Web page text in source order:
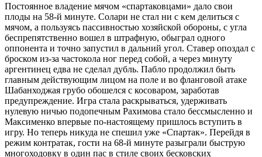
Постоянное владение мячом «спартаковцами» дало свои
плоды на 58-й минуте. Солари не стал ни с кем делиться с
мячом, а пользуясь пассивностью хозяйской обороны, с угла
беспрепятственно вошел в штрафную, обыграл одного
оппонента и точно запустил в дальний угол. Ставер опоздал с
броском из-за частокола ног перед собой, а через минуту
аргентинец едва не сделал дубль. Пабло продолжил быть
главным действующим лицом на поле и во фланговой атаке
Шабанходжая грубо обошелся с косоваром, заработав
предупреждение. Игра стала раскрываться, удерживать
нулевую ничью подопечным Рахимова стало бессмысленно и
Максименко впервые по-настоящему пришлось вступить в
игру. Но теперь никуда не спешил уже «Спартак». Перейдя в
режим контратак, гости на 68-й минуте разыграли быструю
многоходовку в один пас в стиле своих бесковских